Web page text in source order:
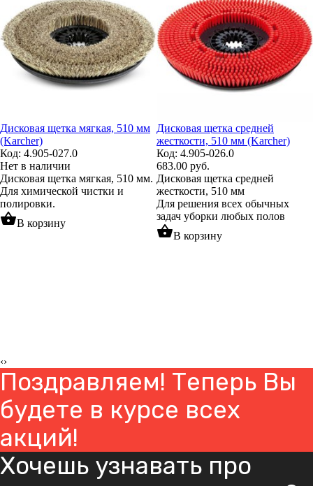
Дисковая щетка мягкая, 510 мм
(Karcher)
Код: 4.905-027.0
Нет в наличии
Дисковая щетка мягкая, 510 мм.
Для химической чистки и
полировки.
shopping_basketВ корзину
Дисковая щетка средней
жесткости, 510 мм (Karcher)
Код: 4.905-026.0
683.00 руб.
Дисковая щетка средней
жесткости, 510 мм
Для решения всех обычных
задач уборки любых полов
shopping_basketВ корзину
‹›
Поздравляем! Теперь Вы
будете в курсе всех
акций!
Хочешь узнавать про